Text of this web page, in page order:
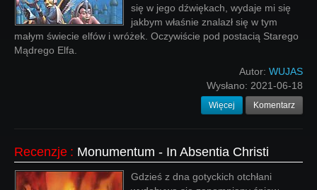
się w jego dźwiękach, wydaje mi się
jakbym właśnie znalazł się w tym
małym świecie elfów i wróżek. Oczywiście pod postacią Starego
Mądrego Elfa.
Autor: WUJAS
Wysłano: 2021-06-18
Więcej Komentarz
Recenzje : Monumentum - In Absentia Christi
Gdzieś z dna gotyckich otchłani